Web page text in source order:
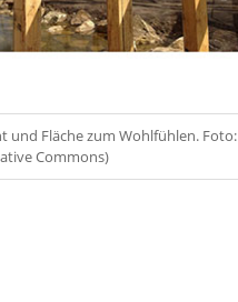
und Fläche zum Wohlfühlen. Foto:
Commons)